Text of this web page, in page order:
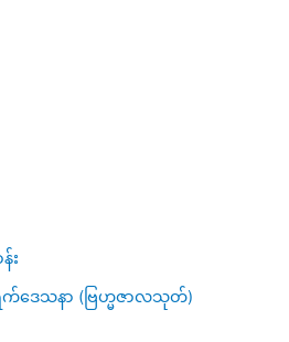
း
ေသနာ (ဗြဟ္မဇာလသုတ်)